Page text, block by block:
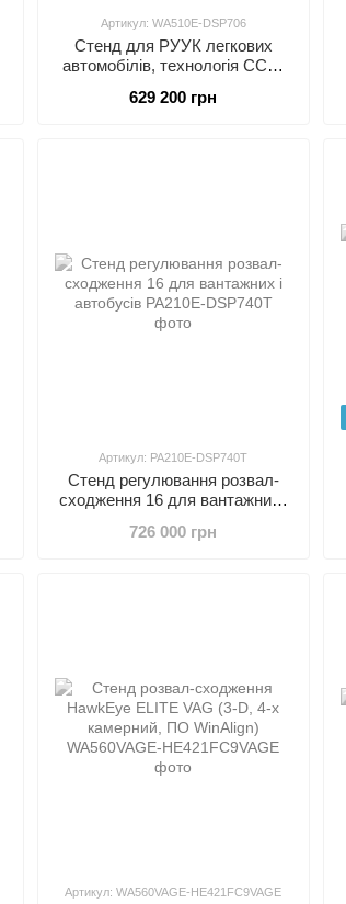
Артикул: WA510E-DSP706
Стенд для РУУК легкових
автомобілів, технологія CCD,
DSP706
629 200 грн
Артикул: PA210E-DSP740T
Стенд регулювання розвал-
сходження 16 для вантажних і
726 000 грн
Артикул: WA560VAGE-HE421FC9VAGE